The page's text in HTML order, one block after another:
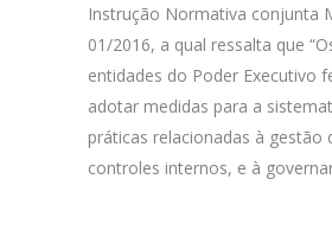
Instrução Normativa conjunta
01/2016, a qual ressalta que
entidades do Poder Executivo
adotar medidas para a
práticas relacionadas à gestão
controles internos, e à